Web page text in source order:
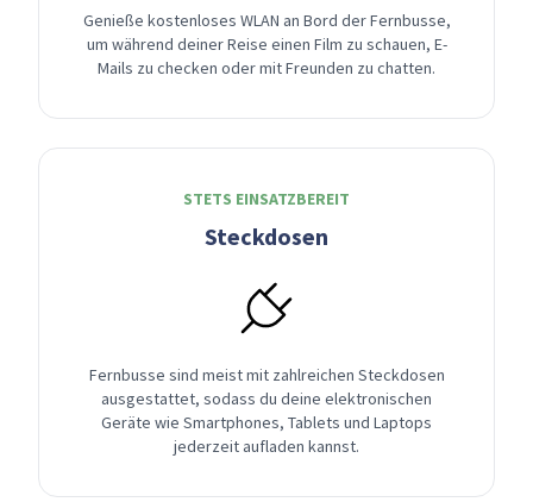
Genieße kostenloses WLAN an Bord der Fernbusse,
um während deiner Reise einen Film zu schauen, E-
Mails zu checken oder mit Freunden zu chatten.
STETS EINSATZBEREIT
Steckdosen
Fernbusse sind meist mit zahlreichen Steckdosen
ausgestattet, sodass du deine elektronischen
Geräte wie Smartphones, Tablets und Laptops
jederzeit aufladen kannst.